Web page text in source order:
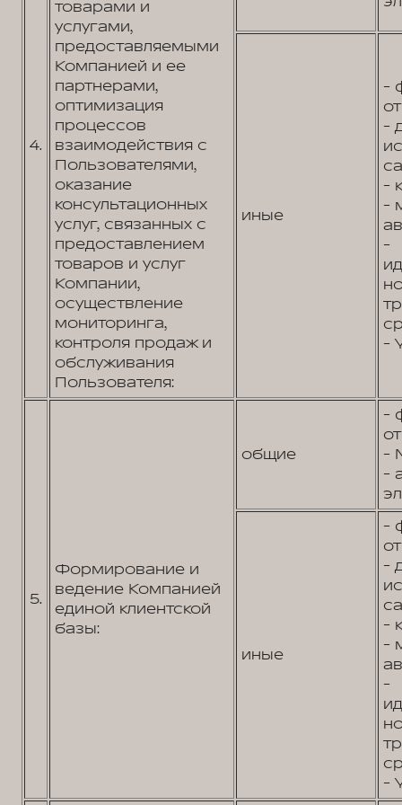
4.
товарами и
услугами,
предоставляемыми
Компанией и ее
партнерами,
оптимизация
процессов
взаимодействия с
Пользователями,
оказание
консультационных
услуг, связанных с
предоставлением
товаров и услуг
Компании,
осуществление
мониторинга,
контроля продаж и
обслуживания
Пользователя:
иные
-
-
-
-
-
-
5.
Формирование и
ведение Компанией
единой клиентской
базы:
общие
-
-
-
иные
-
-
-
-
-
-